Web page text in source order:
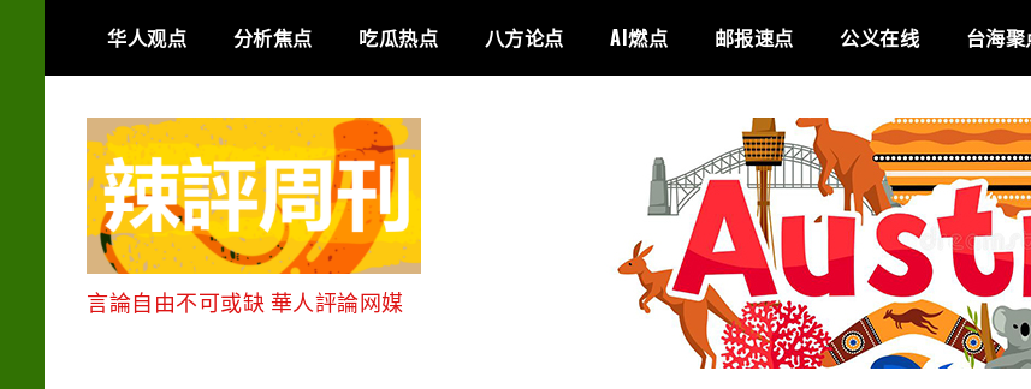
content
华人观点 分析焦点 吃瓜热点 八方论点 AI燃点 邮报速点 公义在线 台海聚
言論自由不可或缺 華人評論网媒